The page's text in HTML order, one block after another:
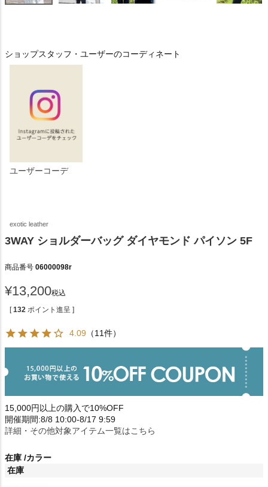
ショップスタッフ・ユーザーのコーディネート
ユーザーコーデ
exotic leather
3WAY ショルダーバッグ ダイヤモンド パイソン 5F
商品番号 06000098r
¥13,200税込
[ 132 ポイント進呈 ]
4.09 （11件）
15,000円以上の購入で10%OFF
開催期間:8/8 10:00-8/17 9:59
詳細・その他対象アイテム一覧はこちら
在庫 カラー
在庫